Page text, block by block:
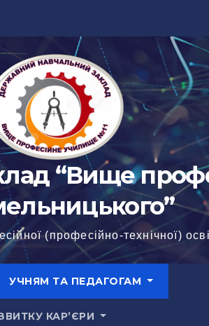
“Вище
(професійно-технічної)
УЧНЯМ ТА ПЕДАГОГАМ
КАР’ЄРИ